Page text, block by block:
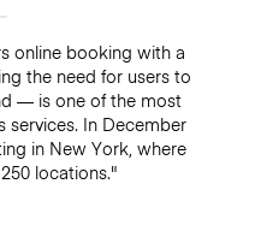
online booking with a
the need for users to
— is one of the most
services. In December
in New York, where
locations."